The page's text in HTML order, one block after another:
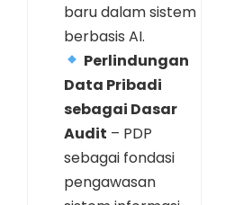
baru dalam sistem
berbasis AI.
Perlindungan
Data Pribadi
sebagai Dasar
Audit – PDP
sebagai fondasi
pengawasan